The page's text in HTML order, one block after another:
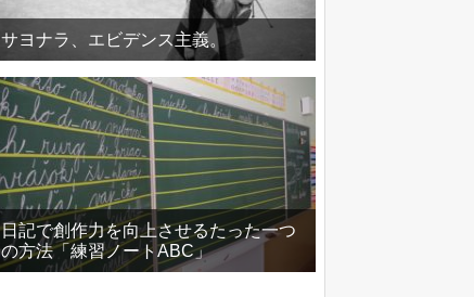
サヨナラ、エビデンス主義。
日記で創作力を向上させるたった一つ
の方法「練習ノートABC」